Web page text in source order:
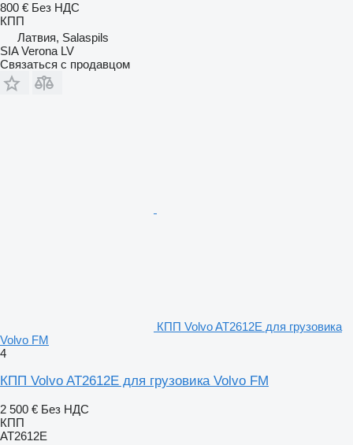
800 € Без НДС
КПП
Латвия, Salaspils
SIA Verona LV
Связаться с продавцом
КПП Volvo AT2612E для грузовика
Volvo FM
4
КПП Volvo AT2612E для грузовика Volvo FM
2 500 € Без НДС
КПП
AT2612E